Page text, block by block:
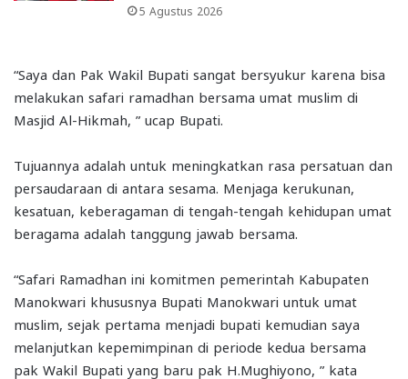
5 Agustus 2026
“Saya dan Pak Wakil Bupati sangat bersyukur karena bisa
melakukan safari ramadhan bersama umat muslim di
Masjid Al-Hikmah, ” ucap Bupati.
Tujuannya adalah untuk meningkatkan rasa persatuan dan
persaudaraan di antara sesama. Menjaga kerukunan,
kesatuan, keberagaman di tengah-tengah kehidupan umat
beragama adalah tanggung jawab bersama.
“Safari Ramadhan ini komitmen pemerintah Kabupaten
Manokwari khususnya Bupati Manokwari untuk umat
muslim, sejak pertama menjadi bupati kemudian saya
melanjutkan kepemimpinan di periode kedua bersama
pak Wakil Bupati yang baru pak H.Mughiyono, ” kata